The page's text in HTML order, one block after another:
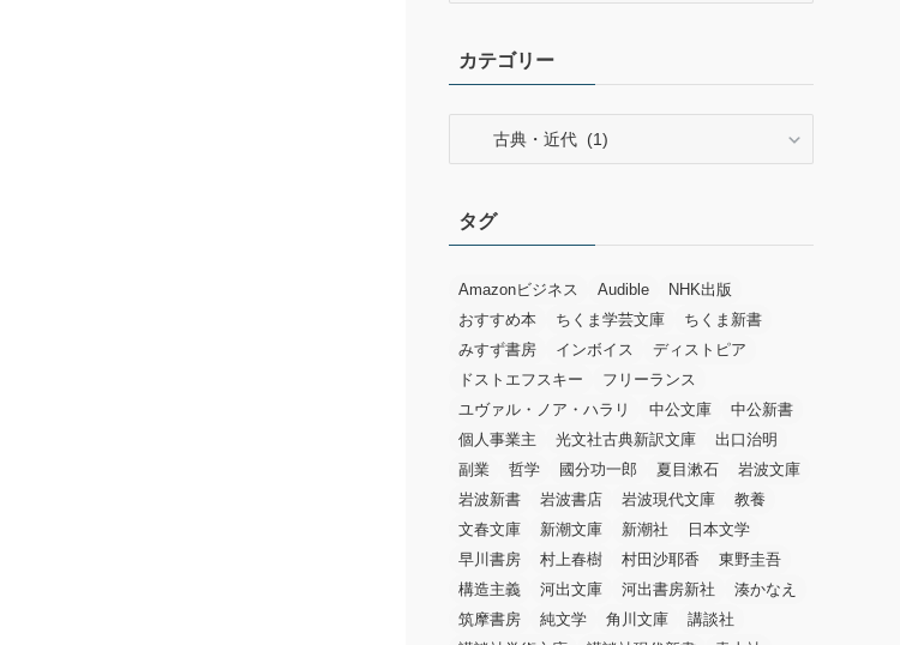
ブカテゴリー
ータグ
Amazonビジネス Audible
NHK出版
おすすめ本
ちくま学芸文庫
ちくま新書
みすず書房
インボイス
ディストピア
ドストエフスキー
フリーランス
ユヴァル・ノア・ハラリ
中公文庫
中公新書
個人事業主
光文社古典新訳文庫
出口治明
副業
哲学 國分功一郎 夏目漱石
岩波文庫
岩波新書
岩波書店 岩波現代文庫
教養
文春文庫
新潮文庫 新潮社
日本文学
早川書房
村上春樹 村田沙耶香
東野圭吾
構造主義
河出文庫 河出書房新社
湊かなえ
筑摩書房
純文学 角川文庫
講談社